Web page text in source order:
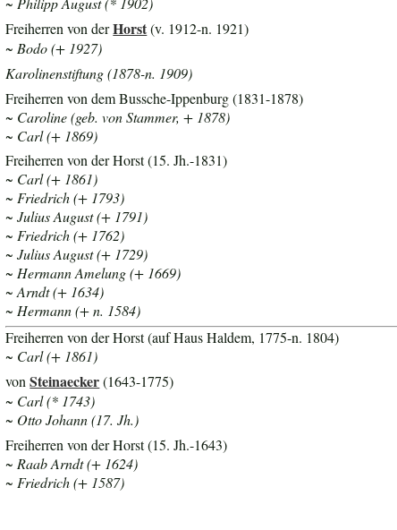
Freiherren von derHorst(v. 1912-n. 1921)
~ Bodo (+ 1927)
Karolinenstiftung (1878-n. 1909)
Freiherren von dem Bussche-Ippenburg (1831-1878)
~ Caroline (geb. von Stammer, + 1878)
~ Carl (+ 1869)
Freiherren von der Horst (15. Jh.-1831)
~ Carl (+ 1861)
~ Friedrich (+ 1793)
~ Julius August (+ 1791)
~ Friedrich (+ 1762)
~ Julius August (+ 1729)
~ Hermann Amelung (+ 1669)
~ Arndt (+ 1634)
~ Hermann (+ n. 1584)
Freiherren von der Horst (auf Haus Haldem, 1775-n. 1804)
~ Carl (+ 1861)
vonSteinaecker(1643-1775)
~ Carl (* 1743)
~ Otto Johann (17. Jh.)
Freiherren von der Horst (15. Jh.-1643)
~ Raab Arndt (+ 1624)
~ Friedrich (+ 1587)